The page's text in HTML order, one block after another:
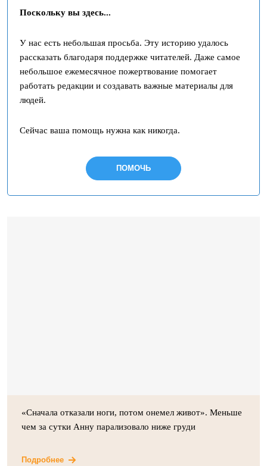
Поскольку вы здесь...
У нас есть небольшая просьба. Эту историю удалось
рассказать благодаря поддержке читателей. Даже самое
небольшое ежемесячное пожертвование помогает
работать редакции и создавать важные материалы для
людей.
Сейчас ваша помощь нужна как никогда.
ПОМОЧЬ
«Сначала отказали ноги, потом онемел живот». Меньше
чем за сутки Анну парализовало ниже груди
Подробнее